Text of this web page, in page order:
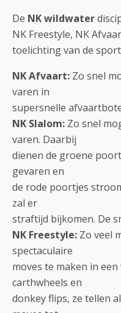
De NK wildwater
NK Freestyle, NK
toelichting van de
NK Afvaart: Zo snel
varen in
supersnelle
NK Slalom: Zo snel
varen. Daarbij
dienen de groene
gevaren en
de rode poortjes
zal er
straftijd bijkomen. De
NK Freestyle: Zo veel
spectaculaire
moves te maken in
carthwheels en
donkey flips, ze tellen